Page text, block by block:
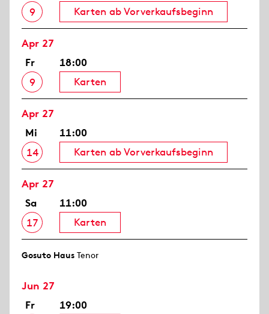
9
Karten ab Vorverkaufsbeginn
Apr 27
Fr
9
18:00
Karten
Apr 27
Mi
14
11:00
Karten ab Vorverkaufsbeginn
Apr 27
Sa
17
11:00
Karten
Gosuto Haus Tenor
Jun 27
Fr
19:00